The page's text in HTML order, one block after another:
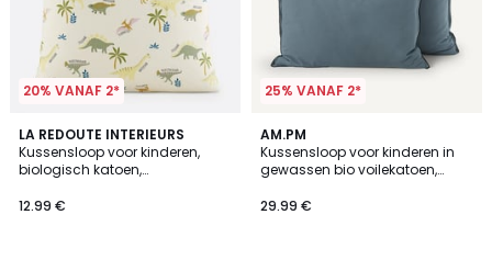
20% VANAF 2*
LA REDOUTE INTERIEURS
Kussensloop voor kinderen,
biologisch katoen,
12.99 €
25% VANAF 2*
AM.PM
Kussensloop voor kinderen in
gewassen bio voilekatoen,
29.99 €
5
/
5
8
Kleuren